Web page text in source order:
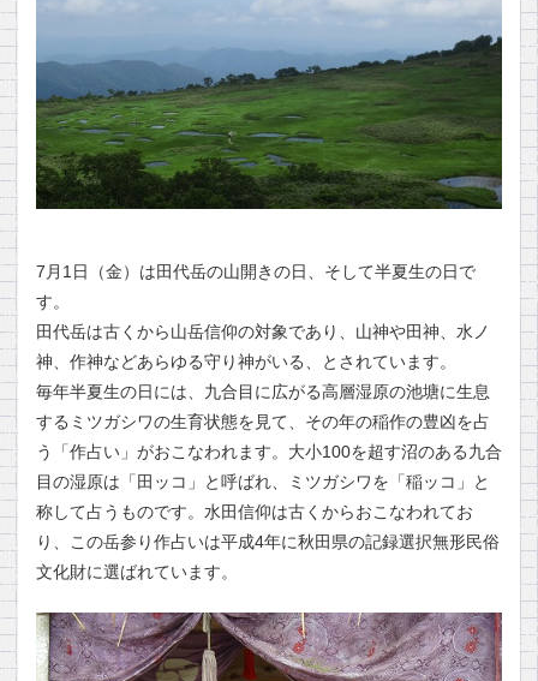
7月1日（金）は田代岳の山開きの日、そして半夏生の日で
す。
田代岳は古くから山岳信仰の対象であり、山神や田神、水ノ
神、作神などあらゆる守り神がいる、とされています。
毎年半夏生の日には、九合目に広がる高層湿原の池塘に生息
するミツガシワの生育状態を見て、その年の稲作の豊凶を占
う「作占い」がおこなわれます。大小100を超す沼のある九合
目の湿原は「田ッコ」と呼ばれ、ミツガシワを「稲ッコ」と
称して占うものです。水田信仰は古くからおこなわれてお
り、この岳参り作占いは平成4年に秋田県の記録選択無形民俗
文化財に選ばれています。